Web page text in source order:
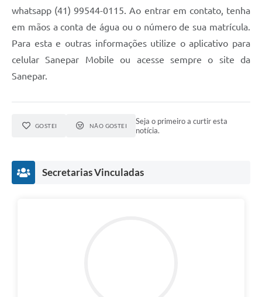
whatsapp (41) 99544-0115. Ao entrar em contato, tenha
em mãos a conta de água ou o número de sua matrícula.
Para esta e outras informações utilize o aplicativo para
celular Sanepar Mobile ou acesse sempre o site da
Sanepar.
GOSTEI NÃO GOSTEI
Seja o primeiro a curtir esta
notícia.
Secretarias Vinculadas